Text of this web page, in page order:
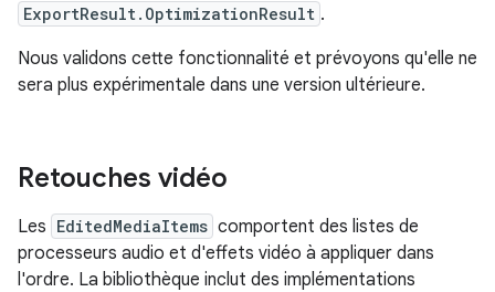
ExportResult.OptimizationResult .
Nous validons cette fonctionnalité et prévoyons qu'elle ne
sera plus expérimentale dans une version ultérieure.
Retouches vidéo
Les EditedMediaItems comportent des listes de
processeurs audio et d'effets vidéo à appliquer dans
l'ordre. La bibliothèque inclut des implémentations